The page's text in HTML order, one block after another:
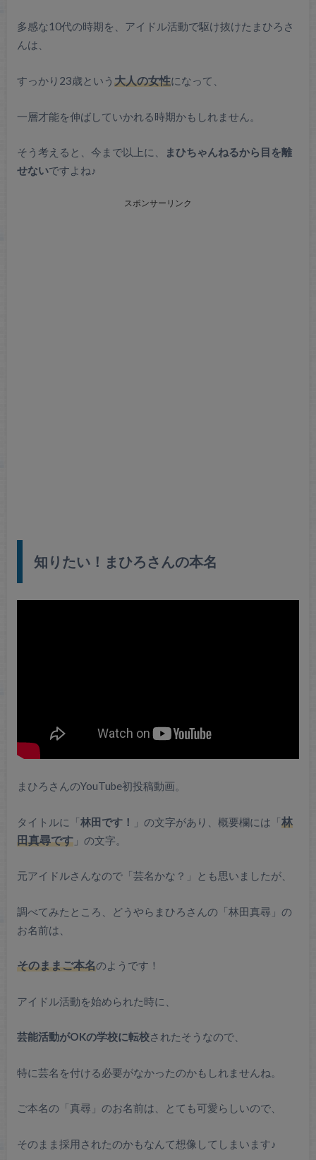
多感な10代の時期を、アイドル活動で駆け抜けたまひろさ
んは、
すっかり23歳という 大人の女性になって、
一層才能を伸ばしていかれる時期かもしれません。
そう考えると、今まで以上に、
まひちゃんねるから目を離
せないですよね♪
スポンサーリンク
知りたい！まひろさんの本名
まひろさんのYouTube初投稿動画。
タイトルに「林田です！ 」の文字があり、概要欄には「林
田真尋です」の文字。
元アイドルさんなので「芸名かな？」とも思いましたが、
調べてみたところ、どうやらまひろさんの「林田真尋」の
お名前は、
そのままご本名のようです！
アイドル活動を始められた時に、
芸能活動がOKの学校に転校されたそうなので、
特に芸名を付ける必要がなかったのかもしれませんね。
ご本名の「真尋」のお名前は、とても可愛らしいので、
そのまま採用されたのかもなんて想像してしまいます♪